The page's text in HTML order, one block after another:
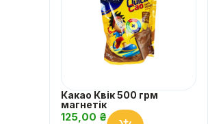
Какао Квік 500 грм
магнетік
125,00 ₴